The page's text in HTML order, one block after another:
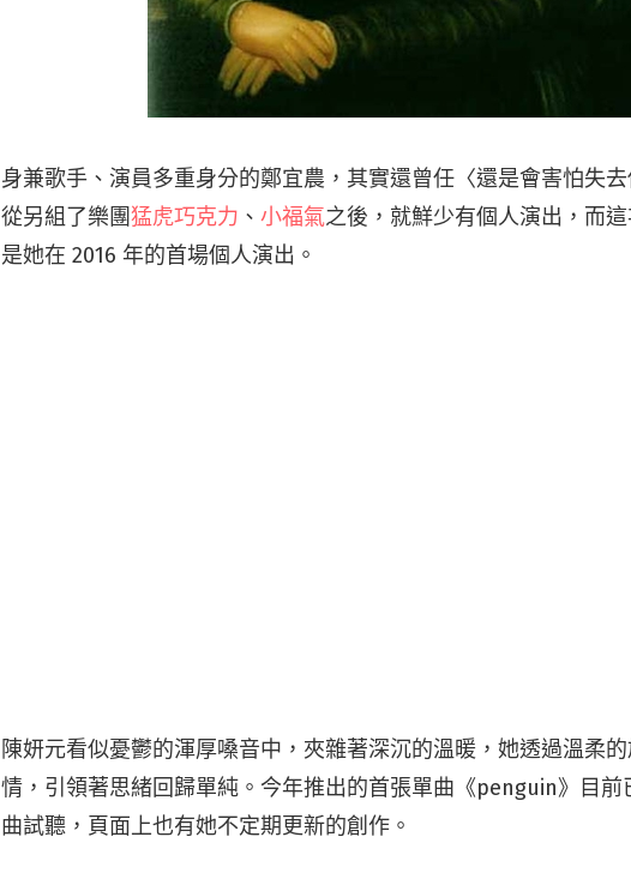
身兼歌手、演員多重身分的鄭宜農，其實還曾任〈還是會害怕失
從另組了樂團猛虎巧克力 、小福氣之後，就鮮少有個人演出，而
是她在 2016 年的首場個人演出。
陳妍元看似憂鬱的渾厚嗓音中，夾雜著深沉的溫暖，她透過溫柔
情，引領著思緒回歸單純。今年推出的首張單曲《penguin》目
曲試聽，頁面上也有她不定期更新的創作。